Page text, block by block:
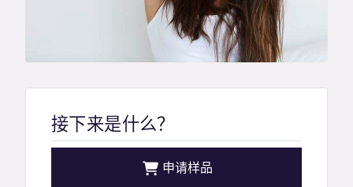
接下来是什么？
申请样品